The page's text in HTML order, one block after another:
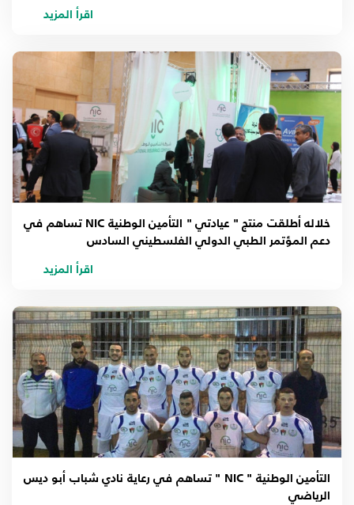
اقرأ المزيد
خلاله أطلقت منتج " عيادتي " التأمين الوطنية NIC تساهم في
دعم المؤتمر الطبي الدولي الفلسطيني السادس
اقرأ المزيد
التأمين الوطنية " NIC " تساهم في رعاية نادي شباب أبو ديس
الرياضي